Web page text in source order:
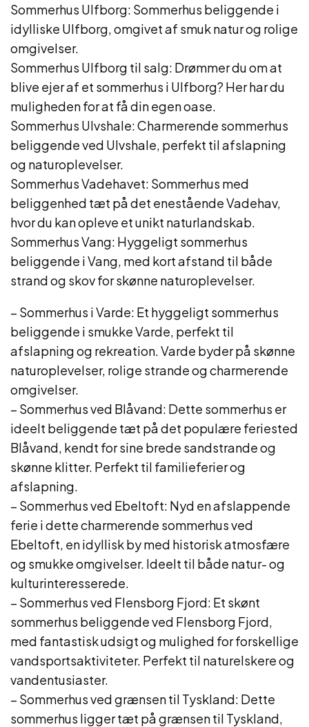
Sommerhus Ulfborg: Sommerhus beliggende i
idylliske Ulfborg, omgivet af smuk natur og rolige
omgivelser.
Sommerhus Ulfborg til salg: Drømmer du om at
blive ejer af et sommerhus i Ulfborg? Her har du
muligheden for at få din egen oase.
Sommerhus Ulvshale: Charmerende sommerhus
beliggende ved Ulvshale, perfekt til afslapning
og naturoplevelser.
Sommerhus Vadehavet: Sommerhus med
beliggenhed tæt på det enestående Vadehav,
hvor du kan opleve et unikt naturlandskab.
Sommerhus Vang: Hyggeligt sommerhus
beliggende i Vang, med kort afstand til både
strand og skov for skønne naturoplevelser.
– Sommerhus i Varde: Et hyggeligt sommerhus
beliggende i smukke Varde, perfekt til
afslapning og rekreation. Varde byder på skønne
naturoplevelser, rolige strande og charmerende
omgivelser.
– Sommerhus ved Blåvand: Dette sommerhus er
ideelt beliggende tæt på det populære feriested
Blåvand, kendt for sine brede sandstrande og
skønne klitter. Perfekt til familieferier og
afslapning.
– Sommerhus ved Ebeltoft: Nyd en afslappende
ferie i dette charmerende sommerhus ved
Ebeltoft, en idyllisk by med historisk atmosfære
og smukke omgivelser. Ideelt til både natur- og
kulturinteresserede.
– Sommerhus ved Flensborg Fjord: Et skønt
sommerhus beliggende ved Flensborg Fjord,
med fantastisk udsigt og mulighed for forskellige
vandsportsaktiviteter. Perfekt til naturelskere og
vandentusiaster.
– Sommerhus ved grænsen til Tyskland: Dette
sommerhus ligger tæt på grænsen til Tyskland,